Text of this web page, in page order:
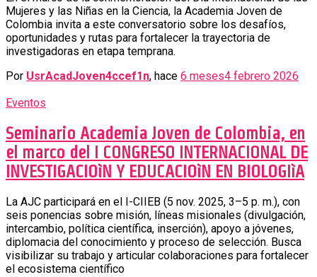
Mujeres y las Niñas en la Ciencia, la Academia Joven de
Colombia invita a este conversatorio sobre los desafíos,
oportunidades y rutas para fortalecer la trayectoria de
investigadoras en etapa temprana.
Por UsrAcadJoven4ccef1n, hace 6 meses4 febrero 2026
Eventos
Seminario Academia Joven de Colombia, en
el marco del I CONGRESO INTERNACIONAL DE
INVESTIGACIOìN Y EDUCACIOìN EN BIOLOGIìA
La AJC participará en el I-CIIEB (5 nov. 2025, 3–5 p. m.), con
seis ponencias sobre misión, líneas misionales (divulgación,
intercambio, política científica, inserción), apoyo a jóvenes,
diplomacia del conocimiento y proceso de selección. Busca
visibilizar su trabajo y articular colaboraciones para fortalecer
el ecosistema científico